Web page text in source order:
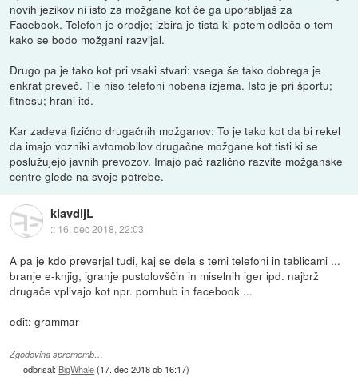
novih jezikov ni isto za možgane kot če ga uporabljaš za
Facebook. Telefon je orodje; izbira je tista ki potem odloča o tem
kako se bodo možgani razvijal.
Drugo pa je tako kot pri vsaki stvari: vsega še tako dobrega je
enkrat preveč. Tle niso telefoni nobena izjema. Isto je pri športu;
fitnesu; hrani itd.
Kar zadeva fizično drugačnih možganov: To je tako kot da bi rekel
da imajo vozniki avtomobilov drugačne možgane kot tisti ki se
poslužujejo javnih prevozov. Imajo pač različno razvite možganske
centre glede na svoje potrebe.
klavdijL
:: 16. dec 2018, 22:03
A pa je kdo preverjal tudi, kaj se dela s temi telefoni in tablicami ...
branje e-knjig, igranje pustolovščin in miselnih iger ipd. najbrž
drugače vplivajo kot npr. pornhub in facebook ...
edit: grammar
Zgodovina sprememb…
odbrisal: BigWhale(17. dec 2018 ob 16:17)